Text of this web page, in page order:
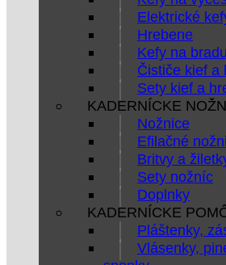
Elektrické
Hrebene
Kefy na bradu
Čističe kief a
Sety kief a
KADERNÍCKE
Nožnice
Efilačné
Britvy a
Sety nožníc
Doplnky
KADERNÍCKE
Pláštenky,
Vlásenky,